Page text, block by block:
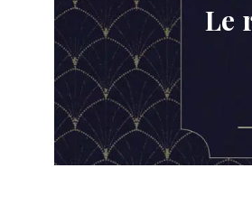
Le